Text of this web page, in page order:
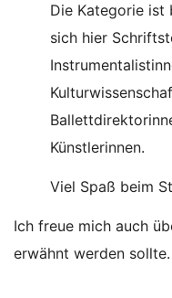
Die Kategorie ist
sich hier
Künstlerinnen.
Viel Spaß beim
Ich freue mich auch
erwähnt werden